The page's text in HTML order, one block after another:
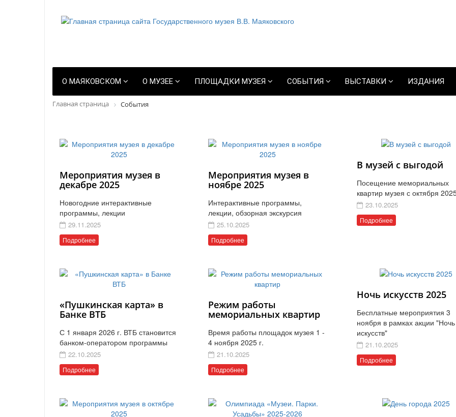
О МАЯКОВСКОМ О МУЗЕЕ ПЛОЩАДКИ МУЗЕЯ СОБЫТИЯ ВЫСТАВКИ ИЗДАНИЯ
Главная страница События
Мероприятия музея в
декабре 2025
Новогодние интерактивные
программы, лекции
29.11.2025
Подробнее
Мероприятия музея в
ноябре 2025
Интерактивные программы,
лекции, обзорная экскурсия
25.10.2025
Подробнее
В музей с выгодой
Посещение мемориальных
квартир музея с октября
23.10.2025
Подробнее
«Пушкинская карта» в
Банке ВТБ
С 1 января 2026 г. ВТБ становится
банком-оператором программы
22.10.2025
Подробнее
Режим работы
мемориальных квартир
Время работы площадок музея 1 -
4 ноября 2025 г.
21.10.2025
Подробнее
Ночь искусств 2025
Бесплатные мероприятия 3
ноября в рамках акции "Ночь
искусств"
21.10.2025
Подробнее